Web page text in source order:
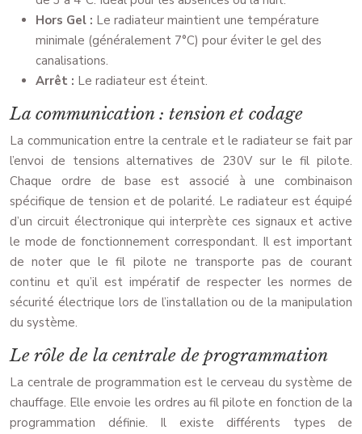
Hors Gel : Le radiateur maintient une température
minimale (généralement 7°C) pour éviter le gel des
canalisations.
Arrêt : Le radiateur est éteint.
La communication : tension et codage
La communication entre la centrale et le radiateur se fait par
l’envoi de tensions alternatives de 230V sur le fil pilote.
Chaque ordre de base est associé à une combinaison
spécifique de tension et de polarité. Le radiateur est équipé
d’un circuit électronique qui interprète ces signaux et active
le mode de fonctionnement correspondant. Il est important
de noter que le fil pilote ne transporte pas de courant
continu et qu’il est impératif de respecter les normes de
sécurité électrique lors de l’installation ou de la manipulation
du système.
Le rôle de la centrale de programmation
La centrale de programmation est le cerveau du système de
chauffage. Elle envoie les ordres au fil pilote en fonction de la
programmation définie. Il existe différents types de